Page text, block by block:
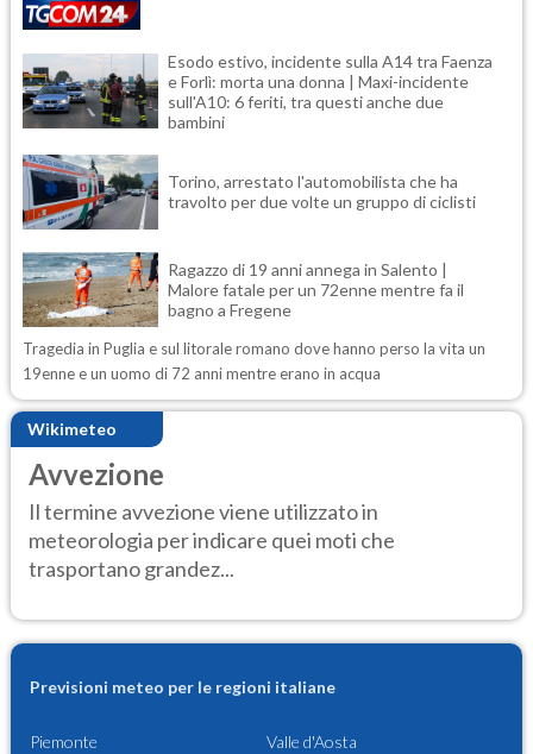
Esodo estivo, incidente sulla A14 tra Faenza
e Forlì: morta una donna | Maxi-incidente
sull'A10: 6 feriti, tra questi anche due
bambini
Torino, arrestato l'automobilista che ha
travolto per due volte un gruppo di ciclisti
Ragazzo di 19 anni annega in Salento |
Malore fatale per un 72enne mentre fa il
bagno a Fregene
Tragedia in Puglia e sul litorale romano dove hanno perso la vita un
19enne e un uomo di 72 anni mentre erano in acqua
Wikimeteo
Avvezione
Il termine avvezione viene utilizzato in
meteorologia per indicare quei moti che
trasportano grandez...
Previsioni meteo per le regioni italiane
Piemonte Valle d'Aosta